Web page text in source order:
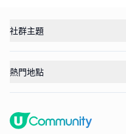
社群主題
熱門地點